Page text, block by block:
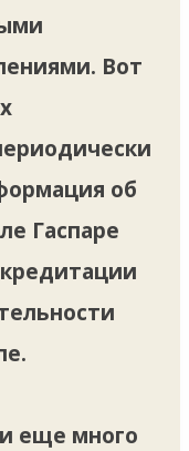
Вот
об
Гаспаре
еще много